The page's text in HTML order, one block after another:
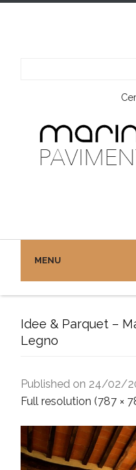
MENU
Idee & Parquet –
Legno
Published on 24/02/
Full resolution (787 ×